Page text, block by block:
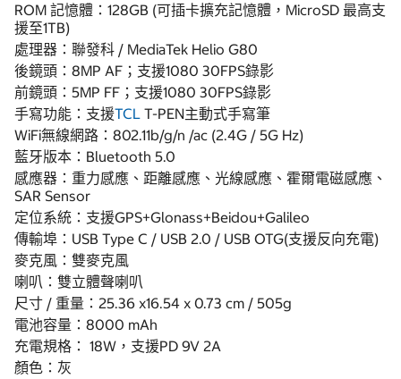
ROM 記憶體：128GB (可插卡擴充記憶體，MicroSD 最高支
援至1TB)
處理器：聯發科 / MediaTek Helio G80
後鏡頭：8MP AF；支援1080 30FPS錄影
前鏡頭：5MP FF；支援1080 30FPS錄影
手寫功能：支援TCL T-PEN主動式手寫筆
WiFi無線網路：802.11b/g/n /ac (2.4G / 5G Hz)
藍牙版本：Bluetooth 5.0
感應器：重力感應、距離感應、光線感應、霍爾電磁感應、
SAR Sensor
定位系統：支援GPS+Glonass+Beidou+Galileo
傳輸埠：USB Type C / USB 2.0 / USB OTG(支援反向充電)
麥克風：雙麥克風
喇叭：雙立體聲喇叭
尺寸 / 重量：25.36 x16.54 x 0.73 cm / 505g
電池容量：8000 mAh
充電規格： 18W，支援PD 9V 2A
顏色：灰